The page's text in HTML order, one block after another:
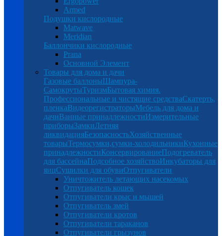
Armed
Подушки кислородные
Matwave
Meridian
Баллончики кислородные
Prana
Основной Элемент
Товары для дома и дачи
Газовые баллоныШампура-
СамокрутыТуризмБытовая химия.
Профессиональные и чистящие средстваСкатерть,
пленкаВидеорегистраторыМебель для дома и
дачиВанные принадлежностиИзмерительные
приборыЗамкиЛетняя
ликвидацияБезопасностьХозяйственные
товарыТермосумки,сумки-холодильникиКухонные
принадлежностиКонсервированиеПодогреватель
для бассейнаПодсобное хозяйствоИнкубаторы для
яицСушилки для обувиОтпугиватели
Уничтожитель летающих насекомых
Отпугиватель кошек
Отпугиватели крыс и мышей
Отпугиватель змей
Отпугиватели кротов
Отпугиватели тараканов
Отпугиватели грызунов